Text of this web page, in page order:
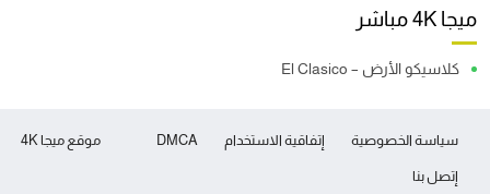
ميجا 4K مباشر
كلاسيكو الأرض – El Clasico
موقع ميجا 4K سياسة الخصوصية إتفاقية الاستخدام DMCA
إتصل بنا